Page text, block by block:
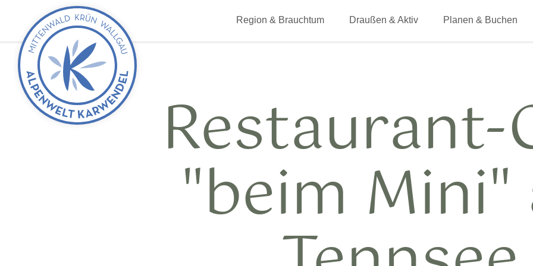
Region & Brauchtum Draußen & Aktiv Planen & Buchen
zurück
zur
Startseite
Restaurant-
"beim Mini"